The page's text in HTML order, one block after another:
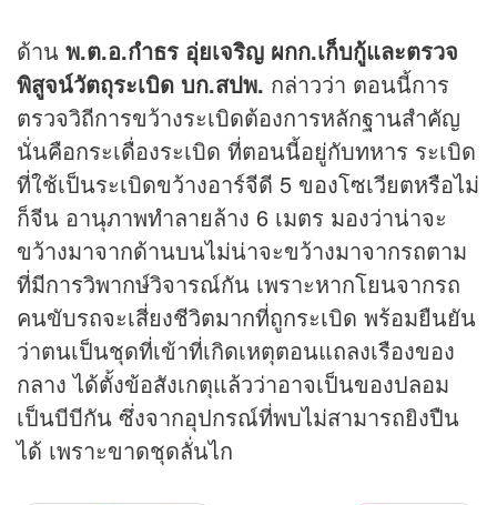
ด้าน พ.ต.อ.กำธร อุ่ยเจริญ ผกก.เก็บกู้และตรวจ
พิสูจน์วัตถุระเบิด บก.สปพ. กล่าวว่า ตอนนี้การ
ตรวจวิถีการขว้างระเบิดต้องการหลักฐานสำคัญ
นั่นคือกระเดื่องระเบิด ที่ตอนนี้อยู่กับทหาร ระเบิด
ที่ใช้เป็นระเบิดขว้างอาร์จีดี 5 ของโซเวียตหรือไม่
ก็จีน อานุภาพทำลายล้าง 6 เมตร มองว่าน่าจะ
ขว้างมาจากด้านบนไม่น่าจะขว้างมาจากรถตาม
ที่มีการวิพากษ์วิจารณ์กัน เพราะหากโยนจากรถ
คนขับรถจะเสี่ยงชีวิตมากที่ถูกระเบิด พร้อมยืนยัน
ว่าตนเป็นชุดที่เข้าที่เกิดเหตุตอนแถลงเรืองของ
กลาง ได้ตั้งข้อสังเกตุแล้วว่าอาจเป็นของปลอม
เป็นบีบีกัน ซึ่งจากอุปกรณ์ที่พบไม่สามารถยิงปืน
ได้ เพราะขาดชุดลั่นไก